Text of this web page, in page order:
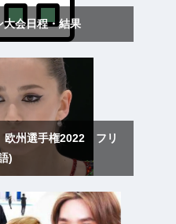
会日程・結果
欧州選手権2022 フリ
)